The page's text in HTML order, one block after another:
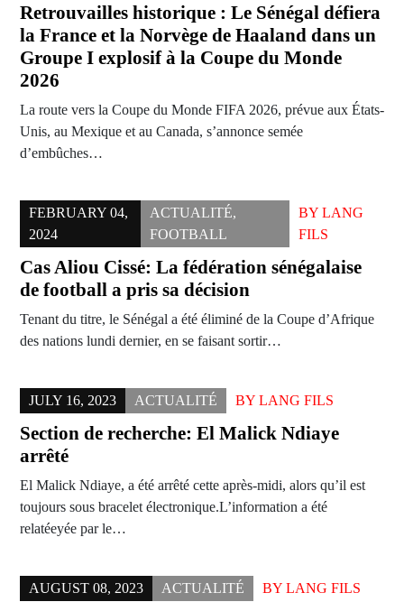
Retrouvailles historique : Le Sénégal défiera
la France et la Norvège de Haaland dans un
Groupe I explosif à la Coupe du Monde
2026
La route vers la Coupe du Monde FIFA 2026, prévue aux États-
Unis, au Mexique et au Canada, s’annonce semée
d’embûches…
FEBRUARY 04,
2024
ACTUALITÉ,
FOOTBALL
BY LANG
FILS
Cas Aliou Cissé: La fédération sénégalaise
de football a pris sa décision
Tenant du titre, le Sénégal a été éliminé de la Coupe d’Afrique
des nations lundi dernier, en se faisant sortir…
JULY 16, 2023 ACTUALITÉ BY LANG FILS
Section de recherche: El Malick Ndiaye
arrêté
El Malick Ndiaye, a été arrêté cette après-midi, alors qu’il est
toujours sous bracelet électronique.L’information a été
relatéeyée par le…
AUGUST 08, 2023 ACTUALITÉ BY LANG FILS